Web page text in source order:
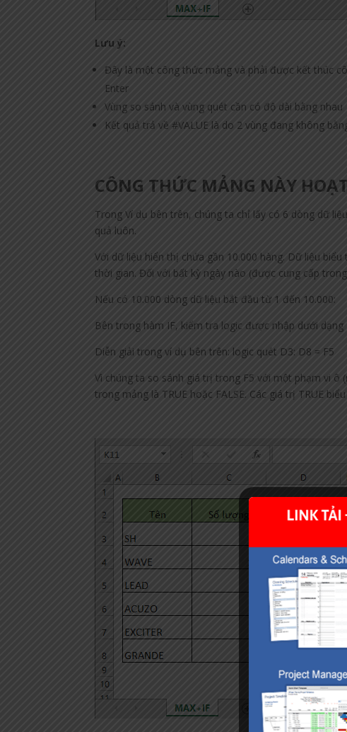
Lưu ý:
Đây là một công thức mảng và phải được kết thúc
Enter
Vùng so sánh và vùng quét cần có độ dài bằng nhau
Kết quả trả về #VALUE là do 2 vùng đang không
CÔNG THỨC MẢNG NÀY
Trong Ví dụ bên trên, chúng ta chỉ lấy có 6 dòng dữ
quả luôn.
Với dữ liệu hiển thị chứa gần 10.000 hàng. Dữ liệu
thời gian. Đối với bất kỳ ngày nào (được cung cấp
Nếu có 10.000 dòng dữ liệu bắt đầu từ 1 đến 10.000:
Bên trong hàm IF, kiểm tra logic được nhập dưới dạng
Diễn giải trong ví dụ bên trên: logic quét D3: D8 = F5
Vì chúng ta so sánh giá trị trong F5 với một phạm vi
trong mảng là TRUE hoặc FALSE. Các giá trị TRUE